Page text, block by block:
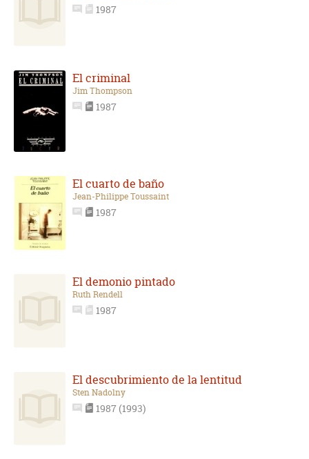
1987
El criminal
Jim Thompson
1987
El cuarto de baño
Jean-Philippe Toussaint
1987
El demonio pintado
Ruth Rendell
1987
El descubrimiento de la lentitud
Sten Nadolny
1987 (1993)